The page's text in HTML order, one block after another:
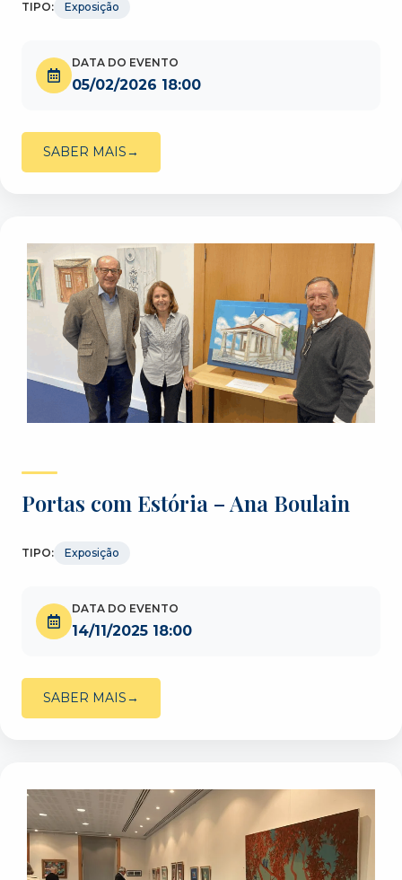
TIPO: Exposição
DATA DO EVENTO
05/02/2026 18:00
SABER MAIS
Portas com Estória – Ana Boulain
TIPO: Exposição
DATA DO EVENTO
14/11/2025 18:00
SABER MAIS